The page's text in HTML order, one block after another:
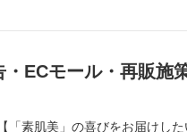
・ECモール・再販施
【「素肌美」の喜びをお届けした